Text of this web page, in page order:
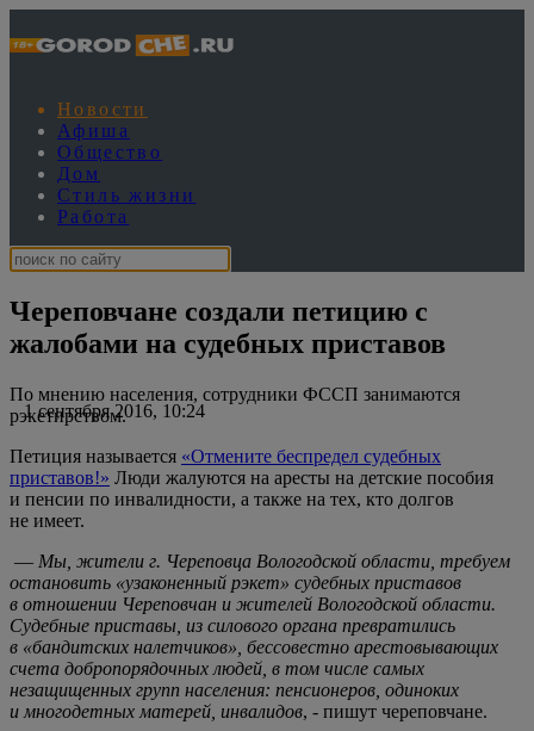
Новости
Афиша
Общество
Дом
Стиль жизни
Работа
Череповчане создали петицию с
жалобами на судебных приставов
1 сентября 2016, 10:24
По мнению населения, сотрудники ФССП занимаются
рэкетирством.
Петиция называется «Отмените беспредел судебных
приставов!» Люди жалуются на аресты на детские пособия
и пенсии по инвалидности, а также на тех, кто долгов
не имеет.
— Мы, жители г. Череповца Вологодской области, требуем
остановить «узаконенный рэкет» судебных приставов
в отношении Череповчан и жителей Вологодской области.
Судебные приставы, из силового органа превратились
в «бандитских налетчиков», бессовестно арестовывающих
счета добропорядочных людей, в том числе самых
незащищенных групп населения: пенсионеров, одиноких
и многодетных матерей, инвалидов, - пишут череповчане.